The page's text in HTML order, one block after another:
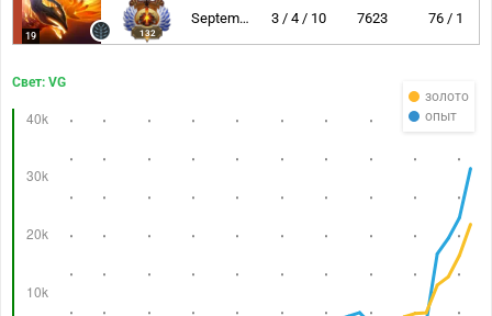
19 132
September 3 / 4 / 10 7623 76 / 1
золото
опыт
Свет: VG